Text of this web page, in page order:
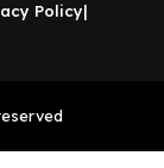
Policy|